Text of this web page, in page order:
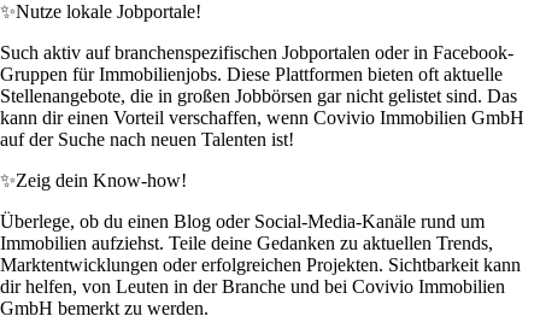
✨Nutze lokale Jobportale!
Such aktiv auf branchenspezifischen Jobportalen oder in Facebook-
Gruppen für Immobilienjobs. Diese Plattformen bieten oft aktuelle
Stellenangebote, die in großen Jobbörsen gar nicht gelistet sind. Das
kann dir einen Vorteil verschaffen, wenn Covivio Immobilien GmbH
auf der Suche nach neuen Talenten ist!
✨Zeig dein Know-how!
Überlege, ob du einen Blog oder Social-Media-Kanäle rund um
Immobilien aufziehst. Teile deine Gedanken zu aktuellen Trends,
Marktentwicklungen oder erfolgreichen Projekten. Sichtbarkeit kann
dir helfen, von Leuten in der Branche und bei Covivio Immobilien
GmbH bemerkt zu werden.